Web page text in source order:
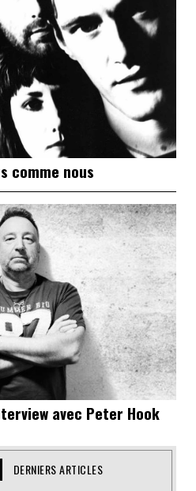
comme nous
avec Peter Hook
DERNIERS ARTICLES